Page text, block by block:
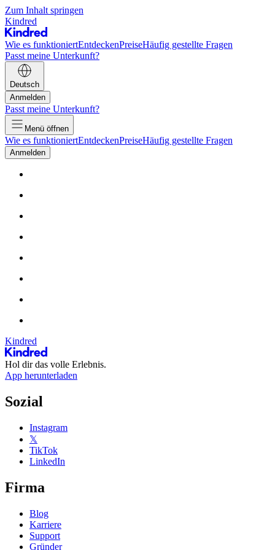
Zum Inhalt springen
Kindred
Wie es funktioniertEntdeckenPreiseHäufig gestellte Fragen
Passt meine Unterkunft?
Deutsch
Anmelden
Passt meine Unterkunft?
Menü öffnen
Wie es funktioniertEntdeckenPreiseHäufig gestellte Fragen
Anmelden
Kindred
Hol dir das volle Erlebnis.
App herunterladen
Sozial
Instagram
𝕏
TikTok
LinkedIn
Firma
Blog
Karriere
Support
Gründer